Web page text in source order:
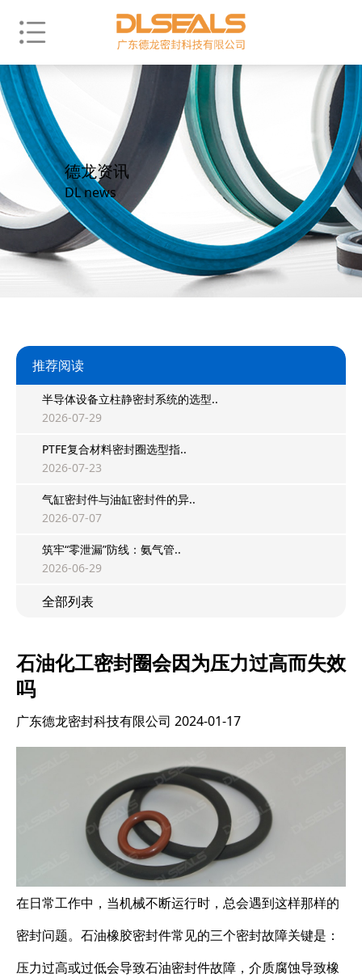
德龙资讯
DL news
推荐阅读
半导体设备立柱静密封系统的选型..
2026-07-29
PTFE复合材料密封圈选型指..
2026-07-23
气缸密封件与油缸密封件的异..
2026-07-07
筑牢“零泄漏”防线：氨气管..
2026-06-29
全部列表
石油化工密封圈会因为压力过高而失效
吗
广东德龙密封科技有限公司 2024-01-17
在日常工作中，当机械不断运行时，总会遇到这样那样的
密封问题。石油橡胶密封件常见的三个密封故障关键是：
压力过高或过低会导致石油密封件故障，介质腐蚀导致橡